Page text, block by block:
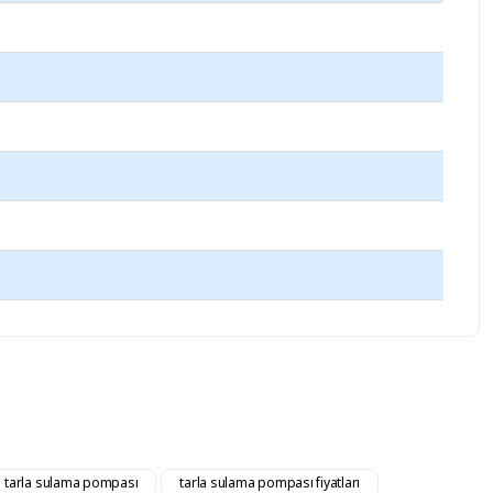
tarla sulama pompası tarla sulama pompası fiyatları